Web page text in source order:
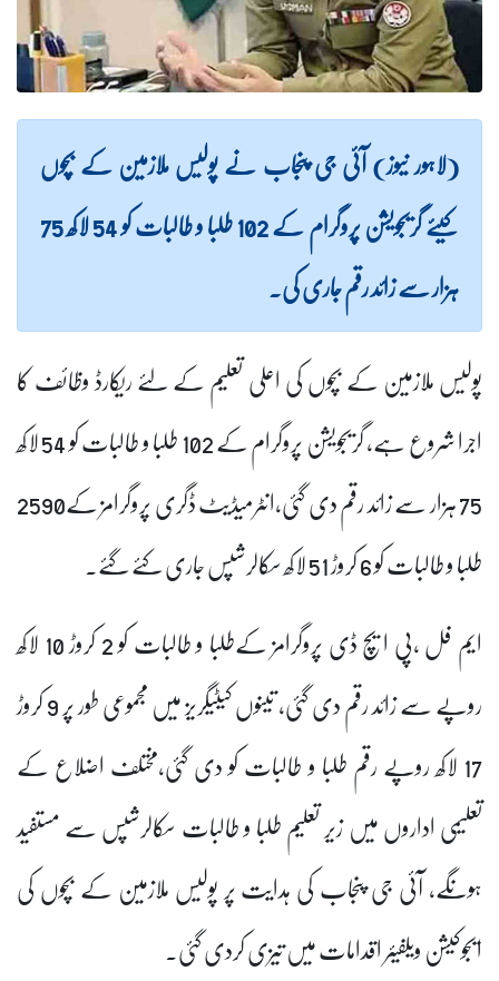
(لاہور نیوز) آئی جی پنجاب نے پولیس ملازمین کے بچوں
کیئے گریجویشن پروگرام کے 102 طلبا و طالبات کو 54 لاکھ 75
ہزار سے زائد رقم جاری کی۔
پولیس ملازمین کے بچوں کی اعلی تعلیم کے لئے ریکارڈ وظائف کا
اجرا شروع ہے، گریجویشن پروگرام کے 102 طلبا و طالبات کو 54 لاکھ
75 ہزار سے زائد رقم دی گئی،انٹرمیڈیٹ ڈگری پروگرامز کے2590
طلبا و طالبات کو 6 کروڑ 51 لاکھ سکالرشپس جاری کئے گئے۔
ایم فل ،پی ایچ ڈی پروگرامز کےطلبا و طالبات کو 2 کروڑ 10 لاکھ
روپے سے زائد رقم دی گئی، تینوں کیٹیگریز میں مجموعی طور پر 9 کروڑ
17 لاکھ روپے رقم طلبا و طالبات کو دی گئی،مختلف اضلاع کے
تعلیمی اداروں میں زیر تعلیم طلبا و طالبات سکالرشپس سے مستفید
ہونگے، آئی جی پنجاب کی ہدایت پر پولیس ملازمین کے بچوں کی
ایجوکیشن ویلفیئر اقدامات میں تیزی کردی گئی۔